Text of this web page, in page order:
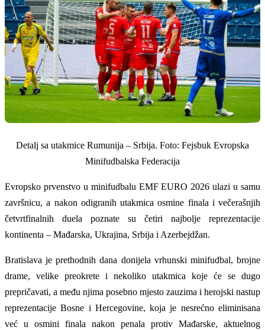
Detalj sa utakmice Rumunija – Srbija. Foto: Fejsbuk Evropska
Minifudbalska Federacija
Evropsko prvenstvo u minifudbalu EMF EURO 2026 ulazi u samu
završnicu, a nakon odigranih utakmica osmine finala i večerašnjih
četvrtfinalnih duela poznate su četiri najbolje reprezentacije
kontinenta – Mađarska, Ukrajina, Srbija i Azerbejdžan.
Bratislava je prethodnih dana donijela vrhunski minifudbal, brojne
drame, velike preokrete i nekoliko utakmica koje će se dugo
prepričavati, a među njima posebno mjesto zauzima i herojski nastup
reprezentacije Bosne i Hercegovine, koja je nesrećno eliminisana
već u osmini finala nakon penala protiv Mađarske, aktuelnog